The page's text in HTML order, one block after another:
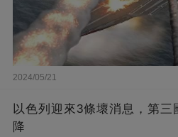
2024/05/21
以色列迎來3條壞消息，第
降